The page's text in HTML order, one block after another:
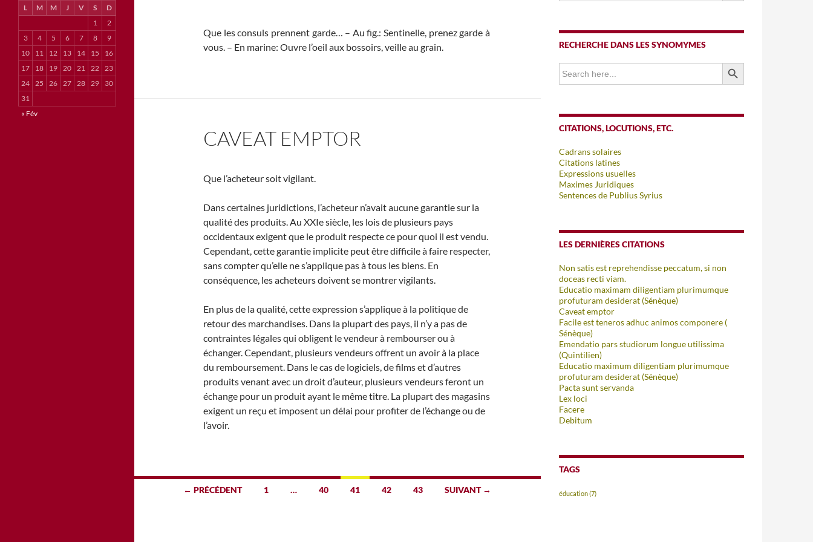
Que les consuls prennent garde… – Au fig.: Sentinelle, prenez garde à
vous. – En marine: Ouvre l’oeil aux bossoirs, veille au grain.
CAVEAT EMPTOR
Que l’acheteur soit vigilant.
Dans certaines juridictions, l’acheteur n’avait aucune garantie sur la
qualité des produits. Au XXIe siècle, les lois de plusieurs pays
occidentaux exigent que le produit respecte ce pour quoi il est vendu.
Cependant, cette garantie implicite peut être difficile à faire respecter,
sans compter qu’elle ne s’applique pas à tous les biens. En
conséquence, les acheteurs doivent se montrer vigilants.
En plus de la qualité, cette expression s’applique à la politique de
retour des marchandises. Dans la plupart des pays, il n’y a pas de
contraintes légales qui obligent le vendeur à rembourser ou à
échanger. Cependant, plusieurs vendeurs offrent un avoir à la place
du remboursement. Dans le cas de logiciels, de films et d’autres
produits venant avec un droit d’auteur, plusieurs vendeurs feront un
échange pour un produit ayant le même titre. La plupart des magasins
exigent un reçu et imposent un délai pour profiter de l’échange ou de
l’avoir.
Navigation← PRÉCÉDENT 1 … 40 41 42 43 SUIVANT →
RECHERCHE DANS LES SYNOMYMES
Search
for:
SEARCH BUTTON
CITATIONS, LOCUTIONS, ETC.
Cadrans solaires
Citations latines
Expressions usuelles
Maximes Juridiques
Sentences de Publius Syrius
LES DERNIÈRES CITATIONS
Non satis est reprehendisse peccatum, si non
doceas recti viam.
Educatio maximam diligentiam plurimumque
profuturam desiderat (Sénèque)
Caveat emptor
Facile est teneros adhuc animos componere (
Sénèque)
Emendatio pars studiorum longue utilissima
(Quintilien)
Educatio maximum diligentiam plurimumque
profuturam desiderat (Sénèque)
Pacta sunt servanda
Lex loci
Facere
Debitum
TAGS
éducation(7)
L M M J V S
D
1
2
3
4 5 6 7 8
9
10
11 12 13 14 15
16
17
18 19 20 21 22 23
24 25 26 27 28 29
30
31
« Fév